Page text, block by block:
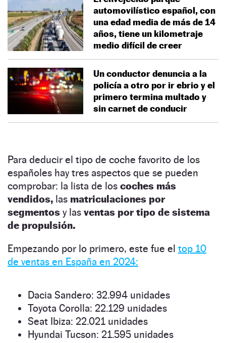
automovilístico español, con
una edad media de más de 14
años, tiene un kilometraje
medio difícil de creer
Un conductor denuncia a la
policía a otro por ir ebrio y el
primero termina multado y
sin carnet de conducir
Para deducir el tipo de coche favorito de los
españoles hay tres aspectos que se pueden
comprobar: la lista de los coches más
vendidos, las matriculaciones por
segmentos y las ventas por tipo de sistema
de propulsión.
Empezando por lo primero, este fue el top 10
de ventas en España en 2024:
Dacia Sandero: 32.994 unidades
Toyota Corolla: 22.129 unidades
Seat Ibiza: 22.021 unidades
Hyundai Tucson: 21.595 unidades